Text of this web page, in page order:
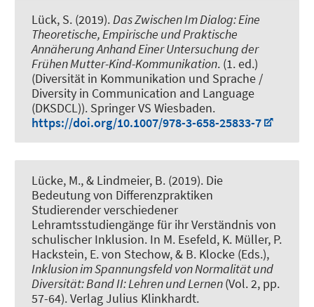
Lück, S. (2019).Das Zwischen Im Dialog: Eine
Theoretische, Empirische und Praktische
Annäherung Anhand Einer Untersuchung der
Frühen Mutter-Kind-Kommunikation. (1. ed.)
(Diversität in Kommunikation und Sprache /
Diversity in Communication and Language
(DKSDCL)). Springer VS Wiesbaden.
https://doi.org/10.1007/978-3-658-25833-7
Lücke, M., & Lindmeier, B. (2019). Die
Bedeutung von Differenzpraktiken
Studierender verschiedener
Lehramtsstudiengänge für ihr Verständnis von
schulischer Inklusion. In M. Esefeld, K. Müller, P.
Hackstein, E. von Stechow, & B. Klocke (Eds.),
Inklusion im Spannungsfeld von Normalität und
Diversität: Band II: Lehren und Lernen(Vol. 2, pp.
57-64). Verlag Julius Klinkhardt.